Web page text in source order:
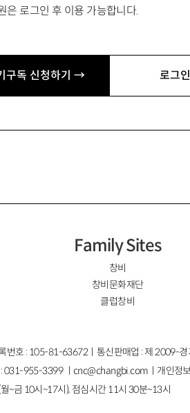
은 로그인 후 이용 가능합니다.
구독 신청하기 → 로그
고 먼 통조림
Family Sites
창비
창비문화재단
클럽창비
번호 : 105-81-63672ㅣ통신판매업 : 제 2009-
: 031-955-3399 ㅣcnc@changbi.com ㅣ개인정
~금 10시~17시), 점심시간 11시 30분~13시